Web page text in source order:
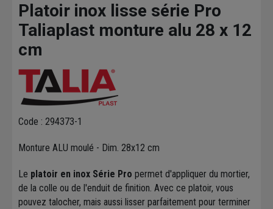
Platoir inox lisse série Pro
Taliaplast monture alu 28 x 12
cm
Code : 294373-1
Monture ALU moulé - Dim. 28x12 cm
Le platoir en inox Série Pro permet d'appliquer du mortier,
de la colle ou de l'enduit de finition. Avec ce platoir, vous
pouvez talocher, mais aussi lisser parfaitement pour terminer